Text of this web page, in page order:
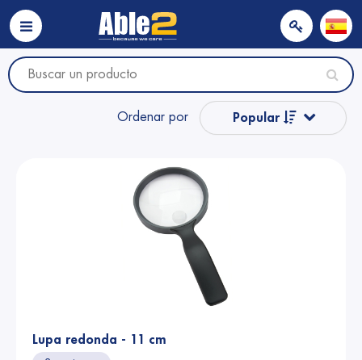
Ordenar por Popular
Lupa redonda - 11 cm